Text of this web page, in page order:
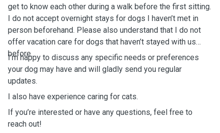
get to know each other during a walk before the first sitting.
I do not accept overnight stays for dogs I haven’t met in
person beforehand. Please also understand that I do not
offer vacation care for dogs that haven’t stayed with us
before.
I’m happy to discuss any specific needs or preferences
your dog may have and will gladly send you regular
updates.
I also have experience caring for cats.
If you’re interested or have any questions, feel free to
reach out!